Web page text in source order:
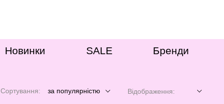
Новинки SALE Бренди
Сортування: за популярністю Відображення: